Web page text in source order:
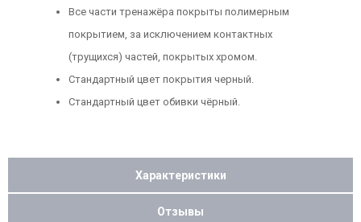
Все части тренажёра покрыты полимерным
покрытием, за исключением контактных
(трущихся) частей, покрытых хромом.
Стандартный цвет покрытия черный.
Стандартный цвет обивки чёрный.
Характеристики
Отзывы